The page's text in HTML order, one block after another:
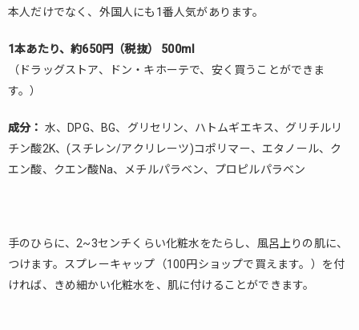
本人だけでなく、外国人にも1番人気があります。
1本あたり、約650円（税抜） 500ml
（ドラッグストア、ドン・キホーテで、安く買うことができま
す。）
成分： 水、DPG、BG、グリセリン、ハトムギエキス、グリチルリ
チン酸2K、(スチレン/アクリレーツ)コポリマー、エタノール、ク
エン酸、クエン酸Na、メチルパラベン、プロピルパラベン
手のひらに、2~3センチくらい化粧水をたらし、風呂上りの肌に、
つけます。スプレーキャップ（100円ショップで買えます。）を付
ければ、きめ細かい化粧水を、肌に付けることができます。